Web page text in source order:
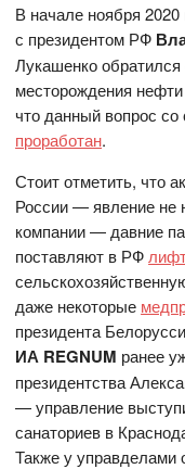
В начале ноября 2020
с президентом РФ
Лукашенко обратился
месторождения
что данный вопрос
проработан.
Стоит отметить, что
России — явление не
компании — давние
поставляют в РФ
даже некоторые
президента
ИА REGNUM ранее
президентства
— управление
санаториев в
Также у управделами